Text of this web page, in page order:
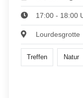
17:00 - 18:00
Lourdesgrotte
Treffen Natur